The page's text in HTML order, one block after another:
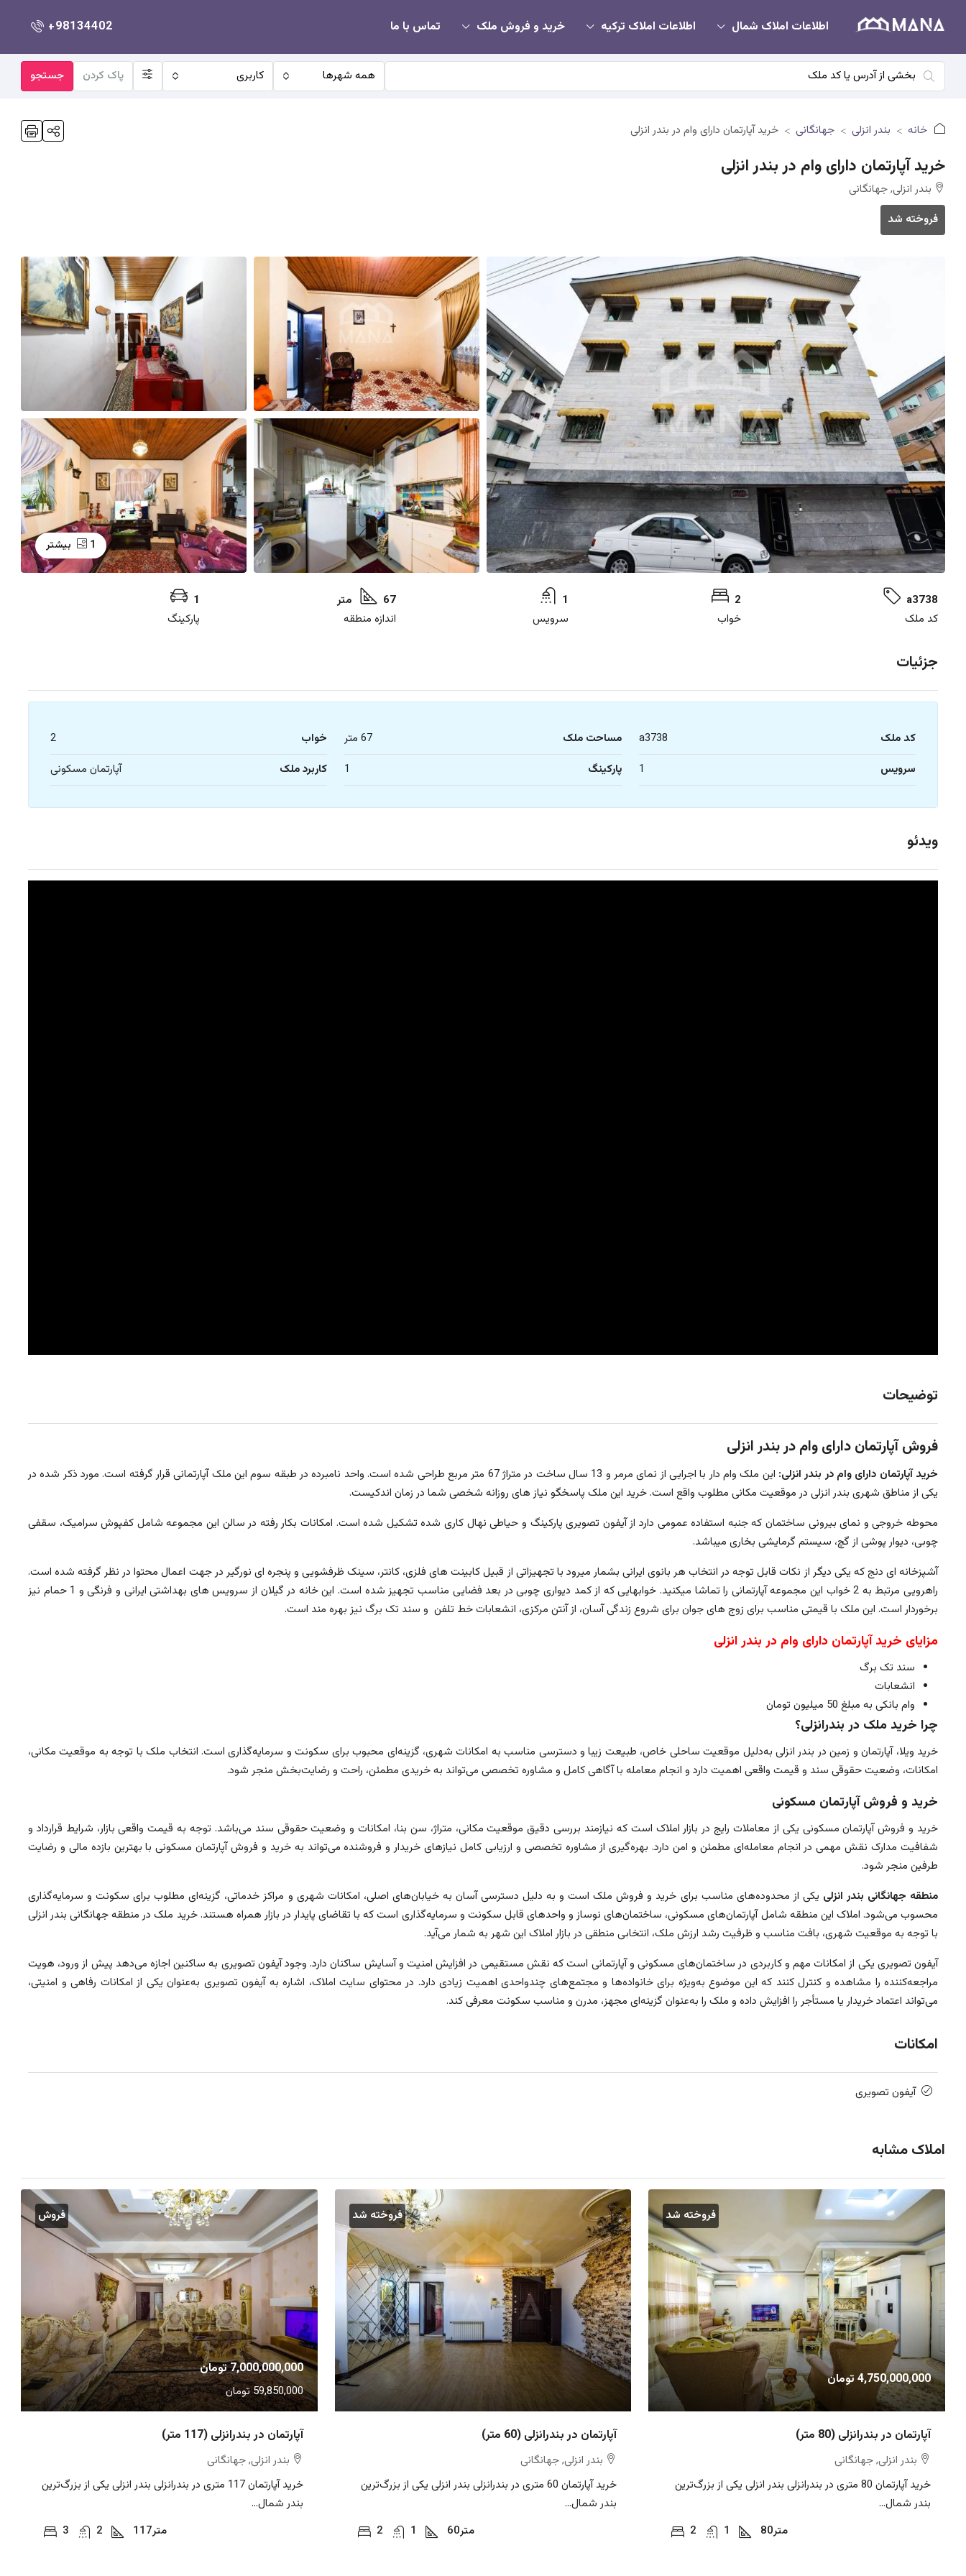
اطلاعات املاک شمال اطلاعات املاک ترکیه خرید و فروش ملک تماس با ما +98134402
همه شهرها کاربری پاک کردن جستجو
خانه بندر انزلی جهانگانی خرید آپارتمان دارای وام در بندر انزلی
خرید آپارتمان دارای وام در بندر انزلی
بندر انزلی, جهانگانی
فروخته شد
1 بیشتر
a3738
کد ملک
2
خواب
1
سرویس
67 متر
اندازه منطقه
1
پارکینگ
جزئیات
کد ملک a3738 مساحت ملک 67 متر خواب
2
سرویس
1 پارکینگ 1 کاربرد ملک آپارتمان مسکونی
ویدئو
توضیحات
فروش آپارتمان دارای وام در بندر انزلی
خرید آپارتمان دارای وام در بندر انزلی:
این ملک وام دار با اجرایی از نمای مرمر و 13 سال ساخت در متراژ 67 متر مربع طراحی شده است. واحد نامبرده در طبقه سوم این ملک آپارتمانی قرار گرفته است. مورد ذکر شده در
یکی از مناطق شهری بندر انزلی در موقعیت مکانی مطلوب واقع است. خرید این ملک پاسخگو نیاز های روزانه شخصی شما در زمان اندکیست.
محوطه خروجی و نمای بیرونی ساختمان که جنبه استفاده عمومی دارد از آیفون تصویری پارکینگ و حیاطی نهال کاری شده تشکیل شده است. امکانات بکار رفته در سالن این مجموعه شامل کفپوش سرامیک، سقفی
چوبی، دیوار پوشی از گچ، سیستم گرمایشی بخاری میباشد.
آشپزخانه ای دنج که یکی دیگر از نکات قابل توجه در انتخاب هر بانوی ایرانی بشمار میرود با تجهیزاتی از قبیل کابینت های فلزی، کانتر، سینک ظرفشویی و پنجره ای نورگیر در جهت اعمال محتوا در نظر گرفته شده است.
راهرویی مرتبط به 2 خواب این مجموعه آپارتمانی را تماشا میکنید. خوابهایی که از کمد دیواری چوبی در بعد فضایی مناسب تجهیز شده است. این خانه در گیلان از سرویس های بهداشتی ایرانی و فرنگی و 1 حمام نیز
برخوردار است. این ملک با قیمتی مناسب برای زوج های جوان برای شروع زندگی آسان، از آنتن مرکزی، انشعابات خط تلفن و سند تک برگ نیز بهره مند است.
مزایای خرید آپارتمان دارای وام در بندر انزلی
سند تک برگ
انشعابات
وام بانکی به مبلغ 50 میلیون تومان
چرا خرید ملک در بندرانزلی؟
خرید ویلا، آپارتمان و زمین در بندر انزلی به‌دلیل موقعیت ساحلی خاص، طبیعت زیبا و دسترسی مناسب به امکانات شهری، گزینه‌ای محبوب برای سکونت و سرمایه‌گذاری است. انتخاب ملک با توجه به موقعیت مکانی،
امکانات، وضعیت حقوقی سند و قیمت واقعی اهمیت دارد و انجام معامله با آگاهی کامل و مشاوره تخصصی می‌تواند به خریدی مطمئن، راحت و رضایت‌بخش منجر شود.
خرید و فروش آپارتمان مسکونی
خرید و فروش آپارتمان مسکونی یکی از معاملات رایج در بازار املاک است که نیازمند بررسی دقیق موقعیت مکانی، متراژ، سن بنا، امکانات و وضعیت حقوقی سند می‌باشد. توجه به قیمت واقعی بازار، شرایط قرارداد و
شفافیت مدارک نقش مهمی در انجام معامله‌ای مطمئن و امن دارد. بهره‌گیری از مشاوره تخصصی و ارزیابی کامل نیازهای خریدار و فروشنده می‌تواند به خرید و فروش آپارتمان مسکونی با بهترین بازده مالی و رضایت
طرفین منجر شود.
منطقه جهانگانی بندر انزلی یکی از محدوده‌های مناسب برای خرید و فروش ملک است و به دلیل دسترسی آسان به خیابان‌های اصلی، امکانات شهری و مراکز خدماتی، گزینه‌ای مطلوب برای سکونت و سرمایه‌گذاری
محسوب می‌شود. املاک این منطقه شامل آپارتمان‌های مسکونی، ساختمان‌های نوساز و واحدهای قابل سکونت و سرمایه‌گذاری است که با تقاضای پایدار در بازار همراه هستند. خرید ملک در منطقه جهانگانی بندر انزلی
با توجه به موقعیت شهری، بافت مناسب و ظرفیت رشد ارزش ملک، انتخابی منطقی در بازار املاک این شهر به شمار می‌آید.
آیفون تصویری یکی از امکانات مهم و کاربردی در ساختمان‌های مسکونی و آپارتمانی است که نقش مستقیمی در افزایش امنیت و آسایش ساکنان دارد. وجود آیفون تصویری به ساکنین اجازه می‌دهد پیش از ورود، هویت
مراجعه‌کننده را مشاهده و کنترل کنند که این موضوع به‌ویژه برای خانواده‌ها و مجتمع‌های چندواحدی اهمیت زیادی دارد. در محتوای سایت املاک، اشاره به آیفون تصویری به‌عنوان یکی از امکانات رفاهی و امنیتی،
می‌تواند اعتماد خریدار یا مستأجر را افزایش داده و ملک را به‌عنوان گزینه‌ای مجهز، مدرن و مناسب سکونت معرفی کند.
امکانات
آیفون تصویری
املاک مشابه
فروخته شد
4,750,000,000 تومان
آپارتمان در بندرانزلی (80 متر)
بندر انزلی, جهانگانی
خرید آپارتمان 80 متری در بندرانزلی بندر انزلی یکی از بزرگ‌ترین
بندر شمال...
2
1 80متر
فروخته شد
آپارتمان در بندرانزلی (60 متر)
بندر انزلی, جهانگانی
خرید آپارتمان 60 متری در بندرانزلی بندر انزلی یکی از بزرگ‌ترین
بندر شمال...
2
1 60متر
فروش
7,000,000,000 تومان
59,850,000 تومان
آپارتمان در بندرانزلی (117 متر)
بندر انزلی, جهانگانی
خرید آپارتمان 117 متری در بندرانزلی بندر انزلی یکی از بزرگ‌ترین
بندر شمال...
3
2 117متر